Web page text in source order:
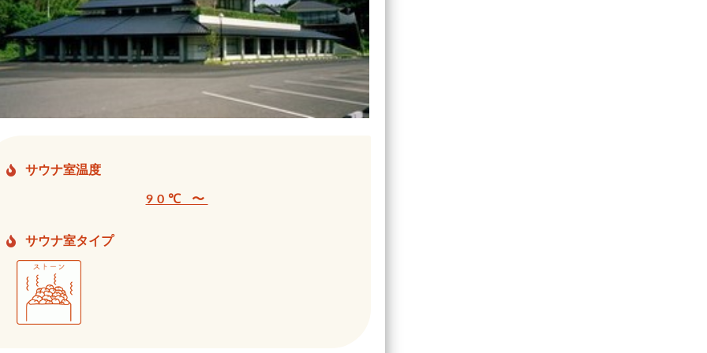
サウナ室温度
90℃ 〜
サウナ室タイプ